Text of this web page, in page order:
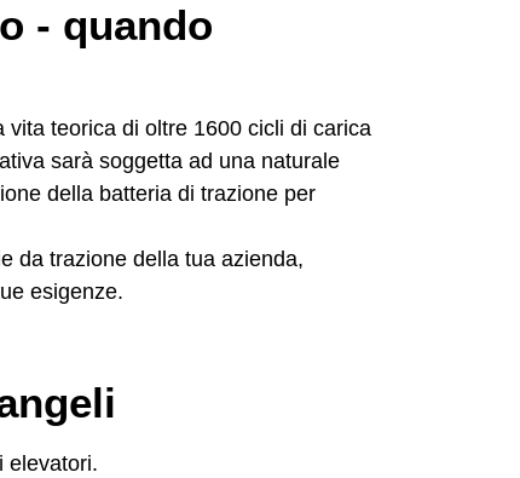
- quando
vita teorica di oltre 1600 cicli di carica
sarà soggetta ad una naturale
della batteria di trazione per
da trazione della tua azienda,
esigenze.
elevatori.